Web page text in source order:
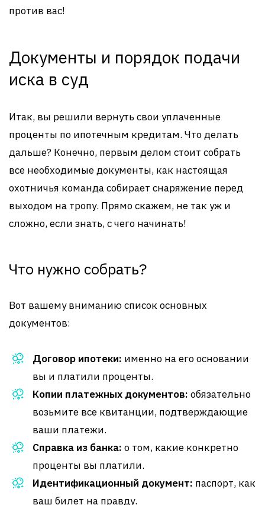
против вас!
Документы и порядок подачи
иска в суд
Итак, вы решили вернуть свои уплаченные
проценты по ипотечным кредитам. Что делать
дальше? Конечно, первым делом стоит собрать
все необходимые документы, как настоящая
охотничья команда собирает снаряжение перед
выходом на тропу. Прямо скажем, не так уж и
сложно, если знать, с чего начинать!
Что нужно собрать?
Вот вашему вниманию список основных
документов:
Договор ипотеки: именно на его основании
вы и платили проценты.
Копии платежных документов: обязательно
возьмите все квитанции, подтверждающие
ваши платежи.
Справка из банка: о том, какие конкретно
проценты вы платили.
Идентификационный документ: паспорт, как
ваш билет на правду.